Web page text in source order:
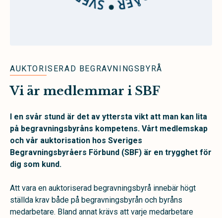
AUKTORISERAD BEGRAVNINGSBYRÅ
Vi är medlemmar i SBF
I en svår stund är det av yttersta vikt att man kan lita
på begravningsbyråns kompetens. Vårt medlemskap
och vår auktorisation hos Sveriges
Begravningsbyråers Förbund (SBF) är en trygghet för
dig som kund.
Att vara en auktoriserad begravningsbyrå innebär högt
ställda krav både på begravningsbyrån och byråns
medarbetare. Bland annat krävs att varje medarbetare